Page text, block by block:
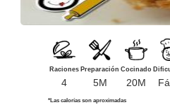
Raciones
4
Preparación
5M
Cocinado
20M
*Las calorías son aproximadas